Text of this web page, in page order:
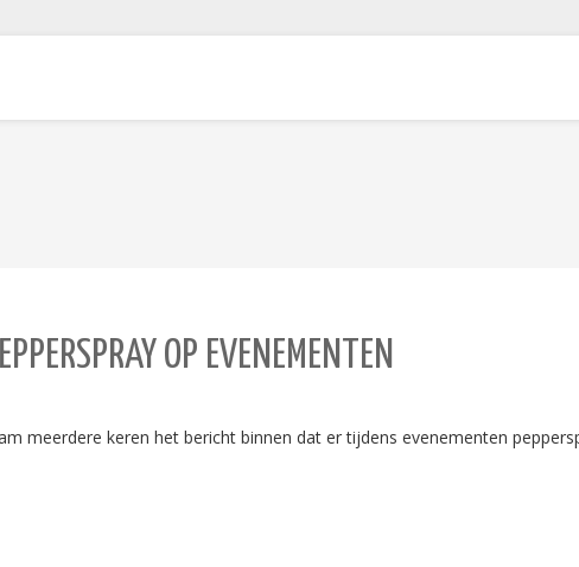
OP EVENEMENTEN
meerdere keren het bericht binnen dat er tijdens evenementen